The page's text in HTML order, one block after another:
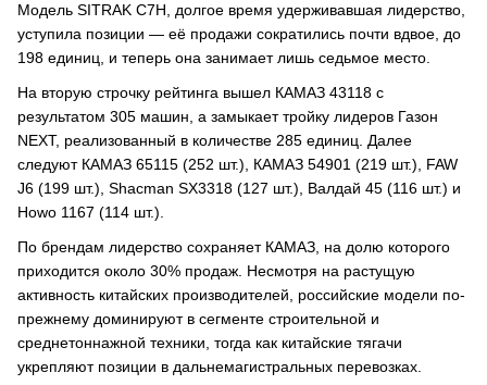
Модель SITRAK C7H, долгое время удерживавшая лидерство,
уступила позиции — её продажи сократились почти вдвое, до
198 единиц, и теперь она занимает лишь седьмое место.
На вторую строчку рейтинга вышел КАМАЗ 43118 с
результатом 305 машин, а замыкает тройку лидеров Газон
NEXT, реализованный в количестве 285 единиц. Далее
следуют КАМАЗ 65115 (252 шт.), КАМАЗ 54901 (219 шт.), FAW
J6 (199 шт.), Shacman SX3318 (127 шт.), Валдай 45 (116 шт.) и
Howo 1167 (114 шт.).
По брендам лидерство сохраняет КАМАЗ, на долю которого
приходится около 30% продаж. Несмотря на растущую
активность китайских производителей, российские модели по-
прежнему доминируют в сегменте строительной и
среднетоннажной техники, тогда как китайские тягачи
укрепляют позиции в дальнемагистральных перевозках.